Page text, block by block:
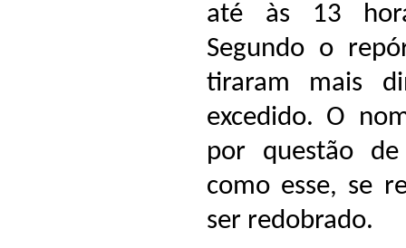
até às 13
Segundo o
tiraram mais
excedido. O
por questão de
como esse, se
ser redobrado.